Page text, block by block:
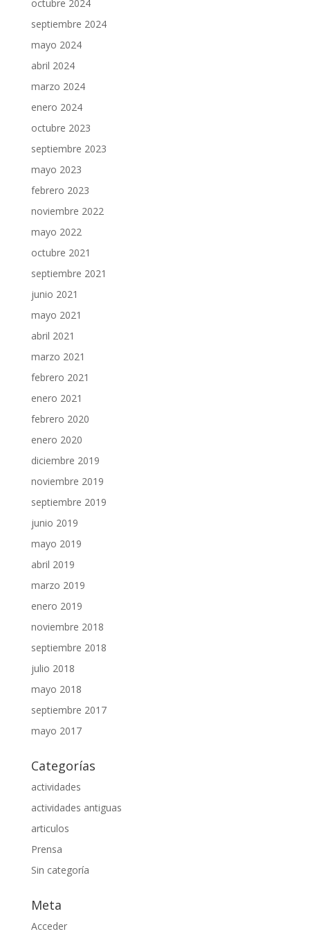
octubre 2024
septiembre 2024
mayo 2024
abril 2024
marzo 2024
enero 2024
octubre 2023
septiembre 2023
mayo 2023
febrero 2023
noviembre 2022
mayo 2022
octubre 2021
septiembre 2021
junio 2021
mayo 2021
abril 2021
marzo 2021
febrero 2021
enero 2021
febrero 2020
enero 2020
diciembre 2019
noviembre 2019
septiembre 2019
junio 2019
mayo 2019
abril 2019
marzo 2019
enero 2019
noviembre 2018
septiembre 2018
julio 2018
mayo 2018
septiembre 2017
mayo 2017
Categorías
actividades
actividades antiguas
articulos
Prensa
Sin categoría
Meta
Acceder